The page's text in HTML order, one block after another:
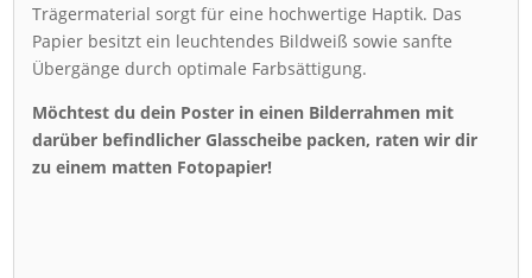
Trägermaterial sorgt für eine hochwertige Haptik. Das
Papier besitzt ein leuchtendes Bildweiß sowie sanfte
Übergänge durch optimale Farbsättigung.
Möchtest du dein Poster in einen Bilderrahmen mit
darüber befindlicher Glasscheibe packen, raten wir dir
zu einem matten Fotopapier!